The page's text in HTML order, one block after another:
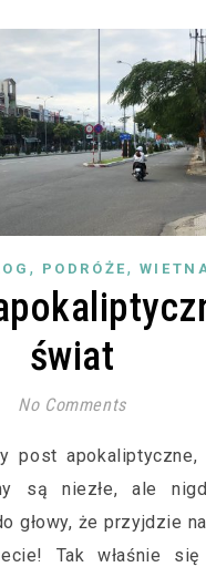
, PODRÓŻE ,
świat
No Comments
post apokaliptyczne,
są niezłe, ale
głowy, że przyjdzie
Tak właśnie się